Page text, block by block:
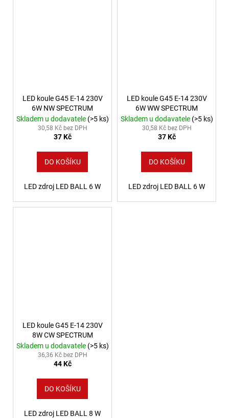
LED koule G45 E-14 230V
6W NW SPECTRUM
Skladem u dodavatele (>5 ks)
30,58 Kč bez DPH
37 Kč
DO KOŠÍKU
LED zdroj LED BALL 6 W
LED koule G45 E-14 230V
6W WW SPECTRUM
Skladem u dodavatele (>5 ks)
30,58 Kč bez DPH
37 Kč
DO KOŠÍKU
LED zdroj LED BALL 6 W
LED koule G45 E-14 230V
8W CW SPECTRUM
Skladem u dodavatele (>5 ks)
36,36 Kč bez DPH
44 Kč
DO KOŠÍKU
LED zdroj LED BALL 8 W